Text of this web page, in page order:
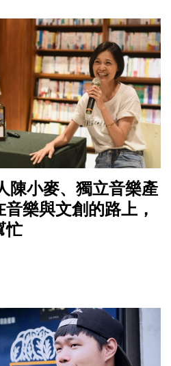
陳小麥、獨立音樂產
樂與文創的路上，
忙